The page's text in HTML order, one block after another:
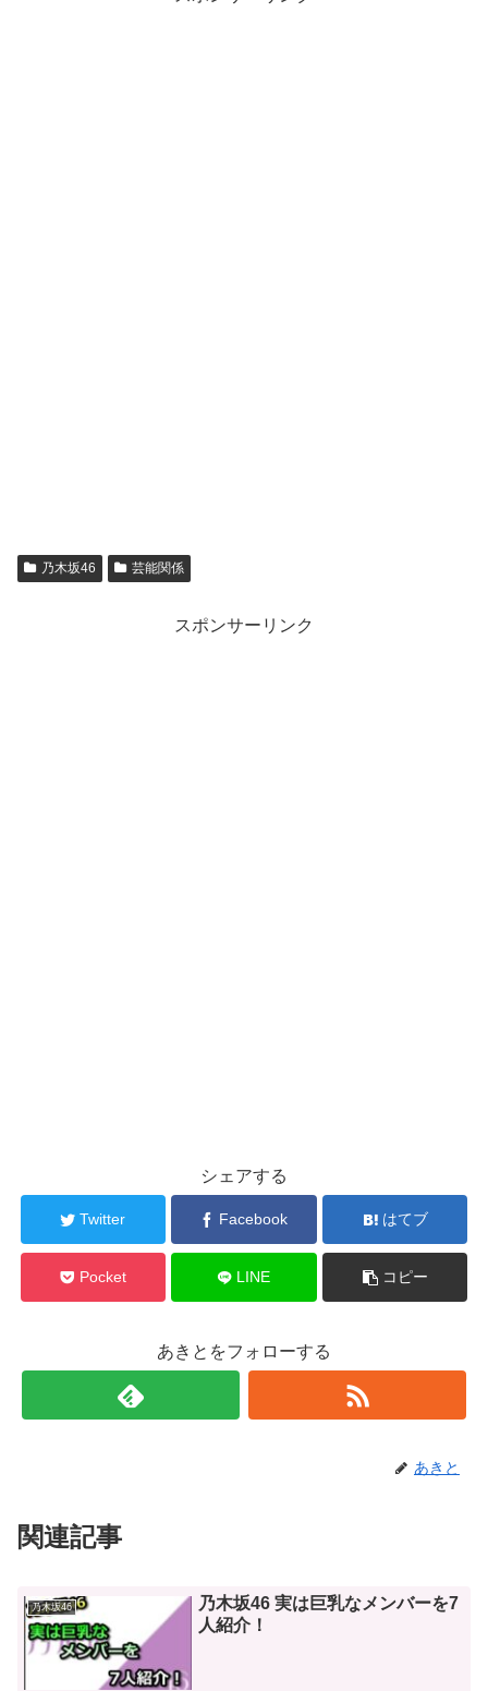
乃木坂46 芸能関係
スポンサーリンク
シェアする
Twitter Facebook はてブ
Pocket LINE コピー
あきとをフォローする
あきと
関連記事
乃木坂46
乃木坂46 実は巨乳なメンバーを7
人紹介！